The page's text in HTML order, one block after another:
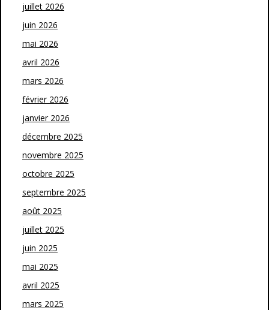
juillet 2026
juin 2026
mai 2026
avril 2026
mars 2026
février 2026
janvier 2026
décembre 2025
novembre 2025
octobre 2025
septembre 2025
août 2025
juillet 2025
juin 2025
mai 2025
avril 2025
mars 2025